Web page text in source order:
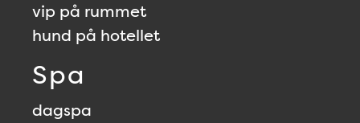
vip på rummet
hund på hotellet
Spa
dagspa